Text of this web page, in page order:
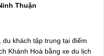
Thuận
, du khách tập trung tại điểm
Khánh Hoà bằng xe du lịch